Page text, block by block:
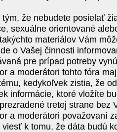
že nebudete posielať
sexuálne orientované
materiálov Vám
o Vašej činnosti
pre prípad potreby
a moderátori tohto fóra
kedykoľvek zistia, že
informácie, ktoré vložíte
tretej strane bez
a moderátori považovaní
viesť k tomu, že dáta budú